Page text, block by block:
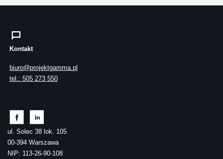
Kontakt
biuro@projektgamma.pl
tel.: 505 273 550
ul. Solec 38 lok. 105
00-394 Warszawa
NIP: 113-26-90-108